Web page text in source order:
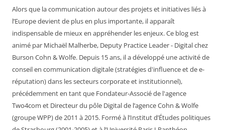
Alors que la communication autour des projets et initiatives liés à
l’Europe devient de plus en plus importante, il apparaît
indispensable de mieux en appréhender les enjeux. Ce blog est
animé par Michaël Malherbe, Deputy Practice Leader - Digital chez
Burson Cohn & Wolfe. Depuis 15 ans, il a développé une activité de
conseil en communication digitale (stratégies d'influence et de e-
réputation) dans les secteurs corporate et institutionnel),
précédemment en tant que Fondateur-Associé de l'agence
Two4com et Directeur du pôle Digital de l’agence Cohn & Wolfe
(groupe WPP) de 2011 à 2015. Formé à l’Institut d’Études politiques